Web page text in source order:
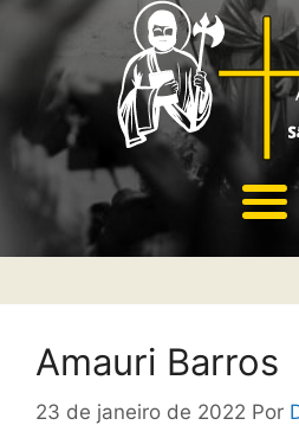
Amauri Barros
23 de janeiro de 2022 Por